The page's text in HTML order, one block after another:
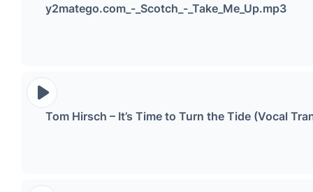
y2matego.com_-_Scotch_-_Take_Me_Up.mp3
Tom Hirsch – It’s Time to Turn the Tide (Vocal